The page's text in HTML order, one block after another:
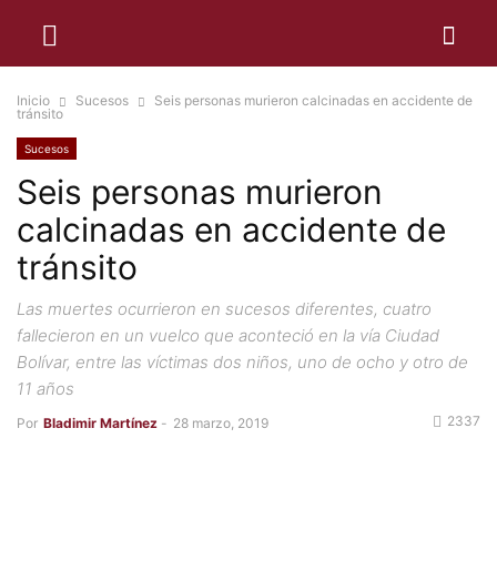
Inicio Sucesos
Seis personas murieron calcinadas en accidente de
tránsito
Sucesos
Seis personas murieron
calcinadas en accidente de
tránsito
Las muertes ocurrieron en sucesos diferentes, cuatro
fallecieron en un vuelco que aconteció en la vía Ciudad
Bolívar, entre las víctimas dos niños, uno de ocho y otro de
11 años
Por Bladimir Martínez - 28 marzo, 2019 2337